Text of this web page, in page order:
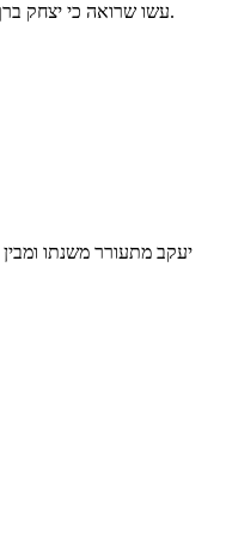
עשו שרואה כי יצחק ברך את יעקב ושלח אותו לפדן ארם להינשא לאישה ממשפחת רבקה מבין שאביו אינו שמח בנשים הכנעניות שבחר ולכן הוא הולך לישמעאל דודו ולוקח לאישה את ביתו מחלת בנוסף לנשותיו הקיימות.
יעקב מתעורר משנתו